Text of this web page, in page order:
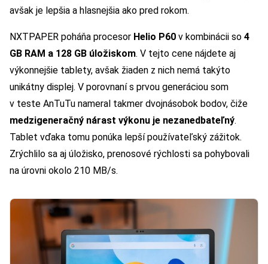
avšak je lepšia a hlasnejšia ako pred rokom.
NXTPAPER poháňa procesor Helio P60 v kombinácii so 4
GB RAM a 128 GB úložiskom. V tejto cene nájdete aj
výkonnejšie tablety, avšak žiaden z nich nemá takýto
unikátny displej. V porovnaní s prvou generáciou som
v teste AnTuTu nameral takmer dvojnásobok bodov, čiže
medzigeneračný nárast výkonu je nezanedbateľný.
Tablet vďaka tomu ponúka lepší používateľský zážitok.
Zrýchlilo sa aj úložisko, prenosové rýchlosti sa pohybovali
na úrovni okolo 210 MB/s.